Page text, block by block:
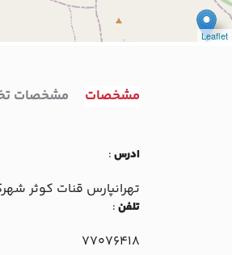
Leaflet
مشخصات مشخصات
ادرس:
تهرانپارس قنات کوثر
تلفن:
77076418